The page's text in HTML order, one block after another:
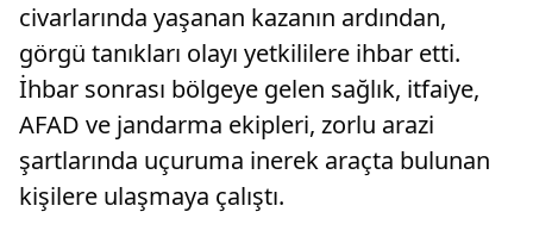
civarlarında yaşanan kazanın ardından,
görgü tanıkları olayı yetkililere ihbar etti.
İhbar sonrası bölgeye gelen sağlık, itfaiye,
AFAD ve jandarma ekipleri, zorlu arazi
şartlarında uçuruma inerek araçta bulunan
kişilere ulaşmaya çalıştı.